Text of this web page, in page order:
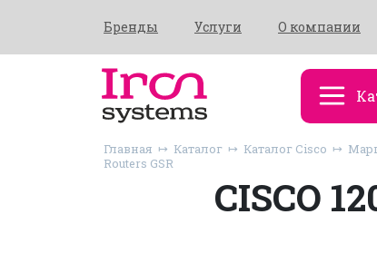
Бренды Услуги О компании
Главная Каталог Каталог Cisco
Routers GSR
CISCO